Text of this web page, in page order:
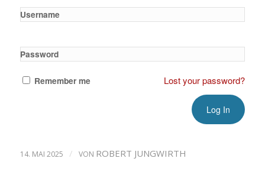
Username
Password
Remember me Lost your password?
14. MAI 2025 / VON ROBERT JUNGWIRTH